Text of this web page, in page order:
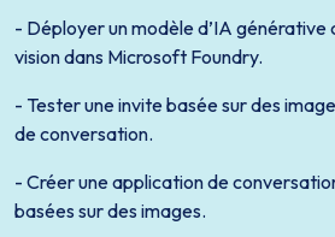
- Déployer un modèle d’IA
vision dans Microsoft Foundry.
- Tester une invite basée sur des
de conversation.
- Créer une application de
basées sur des images.